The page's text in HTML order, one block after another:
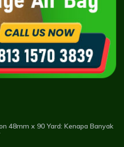
48mm x 90 Yard: Kenapa Banyak